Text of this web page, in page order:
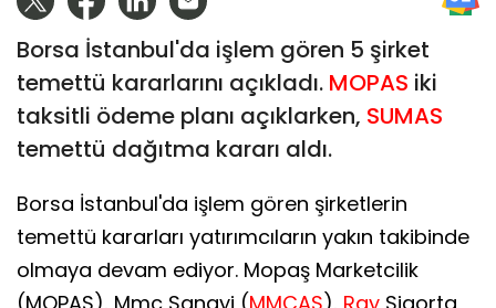
Borsa İstanbul'da işlem gören 5 şirket
temettü kararlarını açıkladı. MOPAS iki
taksitli ödeme planı açıklarken, SUMAS
temettü dağıtma kararı aldı.
Borsa İstanbul'da işlem gören şirketlerin
temettü kararları yatırımcıların yakın takibinde
olmaya devam ediyor. Mopaş Marketcilik